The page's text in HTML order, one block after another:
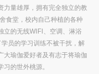
力量雄厚，拥有完全独立的教
食堂，校内自己种植的各种
立的无线WIFI、空调、淋浴
员的学习训练不被干扰，解
大瑜伽爱好者及有志于将瑜伽
的世外桃源。